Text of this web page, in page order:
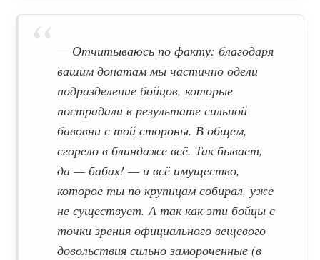
— Отчитываюсь по факту: благодаря
вашим донатам мы частично одели
подразделение бойцов, которые
пострадали в результате сильной
бавовни с той стороны. В общем,
сгорело в блиндаже всё. Так бывает,
да — бабах! — и всё имущество,
которое ты по крупицам собирал, уже
не существует. А так как эти бойцы с
точки зрения официального вещевого
довольствия сильно замороченные (в